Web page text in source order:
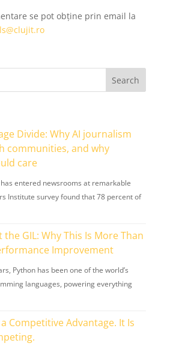
se pot obține prin email la
Divide: Why AI journalism
communities, and why
care
entered newsrooms at remarkable
Institute survey found that 78 percent of
GIL: Why This Is More Than
Improvement
Python has been one of the world’s
languages, powering everything
Competitive Advantage. It Is